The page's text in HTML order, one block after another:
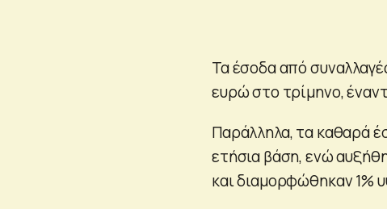
Τα έσοδα από
ευρώ στο τρίμηνο,
Παράλληλα, τα καθαρά
ετήσια βάση, ενώ
και διαμορφώθηκαν 1%